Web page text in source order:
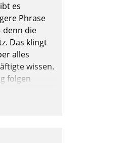
es
Phrase
denn die
Das klingt
alles
wissen.
folgen